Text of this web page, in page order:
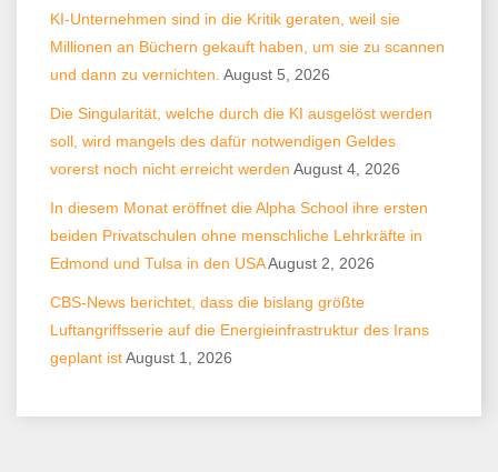
KI-Unternehmen sind in die Kritik geraten, weil sie
Millionen an Büchern gekauft haben, um sie zu scannen
und dann zu vernichten. August 5, 2026
Die Singularität, welche durch die KI ausgelöst werden
soll, wird mangels des dafür notwendigen Geldes
vorerst noch nicht erreicht werden August 4, 2026
In diesem Monat eröffnet die Alpha School ihre ersten
beiden Privatschulen ohne menschliche Lehrkräfte in
Edmond und Tulsa in den USAAugust 2, 2026
CBS-News berichtet, dass die bislang größte
Luftangriffsserie auf die Energieinfrastruktur des Irans
geplant istAugust 1, 2026